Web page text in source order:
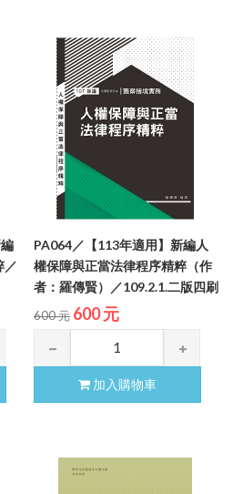
／
PA064／【113年適用】新編人
權保障與正當法律程序精粹（作
者：羅傳賢）／109.2.1.二版四刷
600 元 600 元
加入購物車